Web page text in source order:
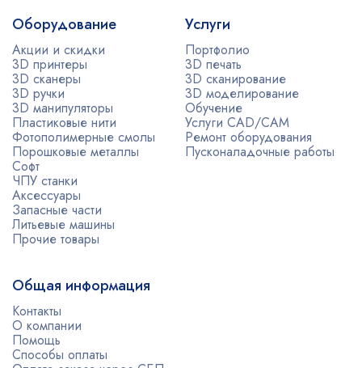
Оборудование
Акции и скидки
3D принтеры
3D сканеры
3D ручки
3D манипуляторы
Пластиковые нити
Фотополимерные смолы
Порошковые металлы
Софт
ЧПУ станки
Аксессуары
Запасные части
Литьевые машины
Прочие товары
Услуги
Портфолио
3D печать
3D сканирование
3D моделирование
Обучение
Услуги CAD/CAM
Ремонт оборудования
Пусконаладочные работы
Общая информация
Контакты
О компании
Помощь
Способы оплаты